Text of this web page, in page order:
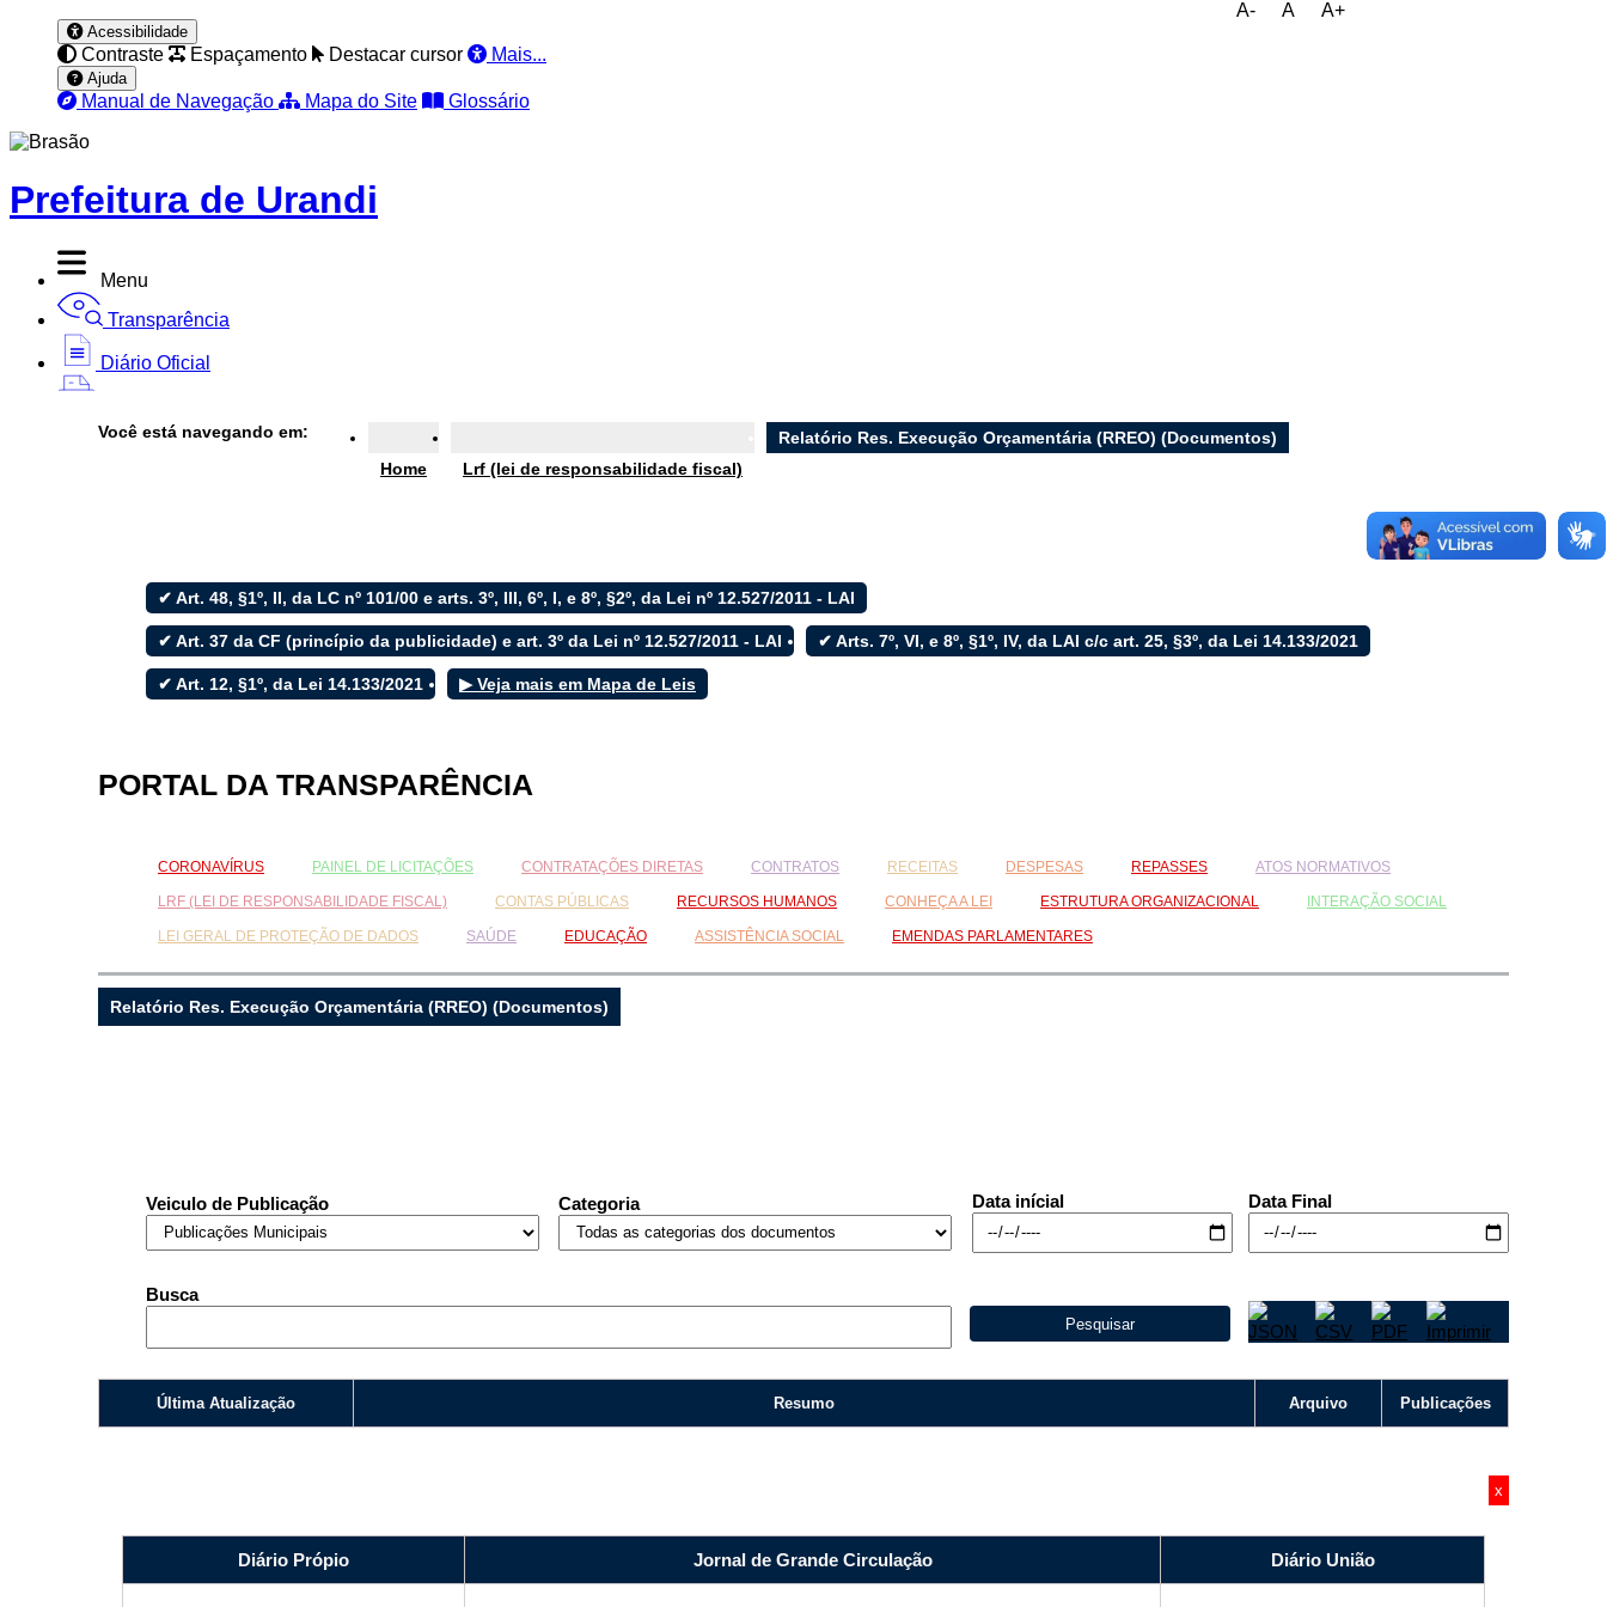
A- A A+
Acessibilidade
Contraste Espaçamento Destacar cursor Mais...
Ajuda
Manual de Navegação Mapa do Site Glossário
Prefeitura de Urandi
Menu
Transparência
Diário Oficial
Filtrar por todos
Acesso à Informação
Notícias
Transparência
Fale conosco
Cidade/Estado
Ao iniciar um contato, você concorda com a
...Ou se preferir
Você está navegando em:
Home
Lrf (lei de responsabilidade fiscal)
Relatório Res. Execução Orçamentária (RREO) (Documentos)
✔ Art. 48, §1º, II, da LC nº 101/00 e arts. 3º, III, 6º, I, e 8º, §2º, da Lei nº 12.527/2011 - LAI
✔ Art. 37 da CF (princípio da publicidade) e art. 3º da Lei nº 12.527/2011 - LAI ✔ Arts. 7º, VI, e 8º, §1º, IV, da LAI c/c art. 25, §3º, da Lei 14.133/2021
✔ Art. 12, §1º, da Lei 14.133/2021 ▶ Veja mais em Mapa de Leis
PORTAL DA TRANSPARÊNCIA
CORONAVÍRUS PAINEL DE LICITAÇÕES CONTRATAÇÕES DIRETAS CONTRATOS RECEITAS DESPESAS REPASSES ATOS NORMATIVOS
LRF (LEI DE RESPONSABILIDADE FISCAL) CONTAS PÚBLICAS RECURSOS HUMANOS CONHEÇA A LEI ESTRUTURA ORGANIZACIONAL INTERAÇÃO SOCIAL
LEI GERAL DE PROTEÇÃO DE DADOS SAÚDE EDUCAÇÃO ASSISTÊNCIA SOCIAL EMENDAS PARLAMENTARES
Relatório Res. Execução Orçamentária (RREO) (Documentos)
Veiculo de Publicação Categoria Data inícial Data Final
Busca
Pesquisar
Última Atualização Resumo Arquivo Publicações
x
Diário Própio Jornal de Grande Circulação Diário União